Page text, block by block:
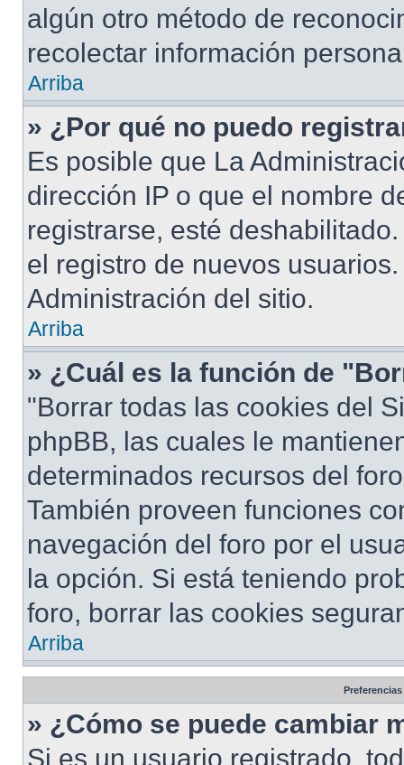
algún otro método de
recolectar información
Arriba
» ¿Por qué no puedo
Es posible que La
dirección IP o que el nombre
registrarse, esté
el registro de nuevos
Administración del sitio.
Arriba
» ¿Cuál es la función de
"Borrar todas las cookies del
phpBB, las cuales le
determinados recursos del
También proveen funciones
navegación del foro por el
la opción. Si está teniendo
foro, borrar las cookies
Arriba
» ¿Cómo se puede cambiar
Si es un usuario registrado,